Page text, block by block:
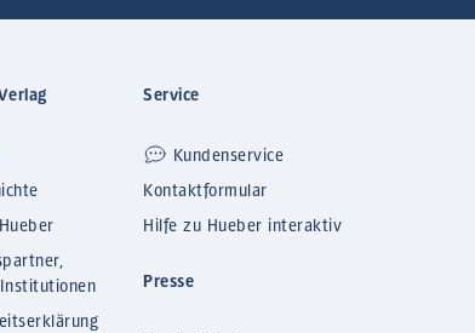
Service
Kundenservice
Kontaktformular
Hilfe zu Hueber interaktiv
Presse